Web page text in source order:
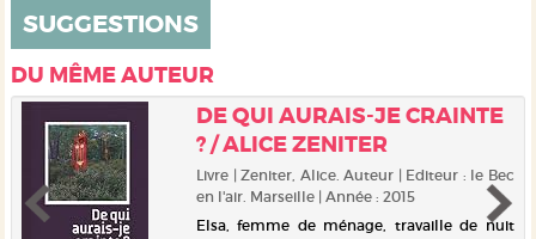
SUGGESTIONS
DU MÊME AUTEUR
DE QUI AURAIS-JE CRAINTE
? / ALICE ZENITER
Livre | Zeniter, Alice. Auteur | Editeur : le Bec
en l'air. Marseille | Année : 2015
Elsa, femme de ménage, travaille de nuit